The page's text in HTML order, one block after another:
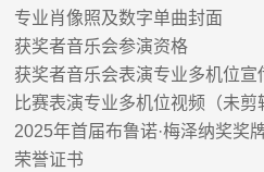
专业肖像照及数字单曲封面
获奖者音乐会参演资格
获奖者音乐会表演专业多机位宣
比赛表演专业多机位视频（未剪
2025年首届布鲁诺·梅泽纳奖奖
荣誉证书